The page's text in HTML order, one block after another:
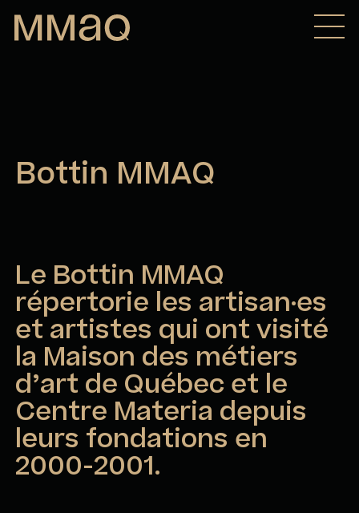
Aller au contenu
Maison des métiers d&#039;art de Québec
Bottin MMAQ
Le Bottin MMAQ
répertorie les artisan·es
et artistes qui ont visité
la Maison des métiers
d’art de Québec et le
Centre Materia depuis
leurs fondations en
2000-2001.